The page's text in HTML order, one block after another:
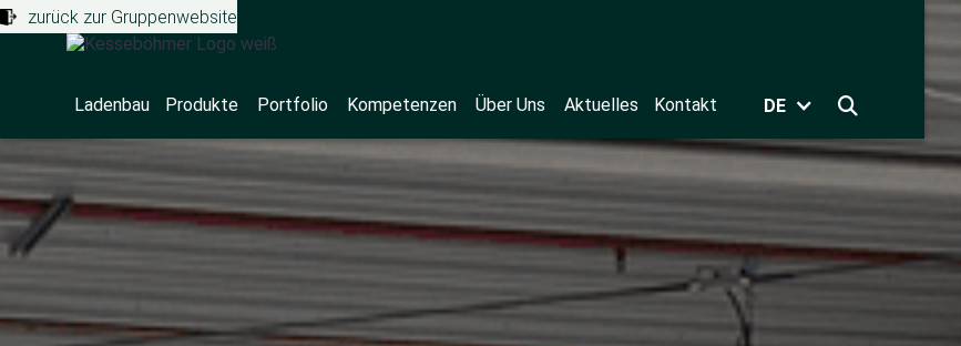
zurück zur Gruppenwebsite
DE
Ladenbau Produkte Portfolio Kompetenzen Über Uns Aktuelles Kontakt 